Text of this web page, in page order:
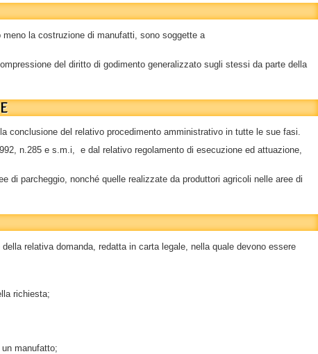
la costruzione di manufatti, sono soggette a
del diritto di godimento generalizzato sugli stessi da parte della
conclusione del relativo procedimento amministrativo in tutte le sue fasi.
n.285 e s.m.i, e dal relativo regolamento di esecuzione ed attuazione,
di parcheggio, nonché quelle realizzate da produttori agricoli nelle aree di
relativa domanda, redatta in carta legale, nella quale devono essere
richiesta;
manufatto;